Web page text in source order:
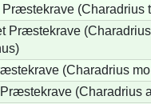
Præstekrave (Charadrius
Præstekrave (Charadrius
(Charadrius
(Charadrius